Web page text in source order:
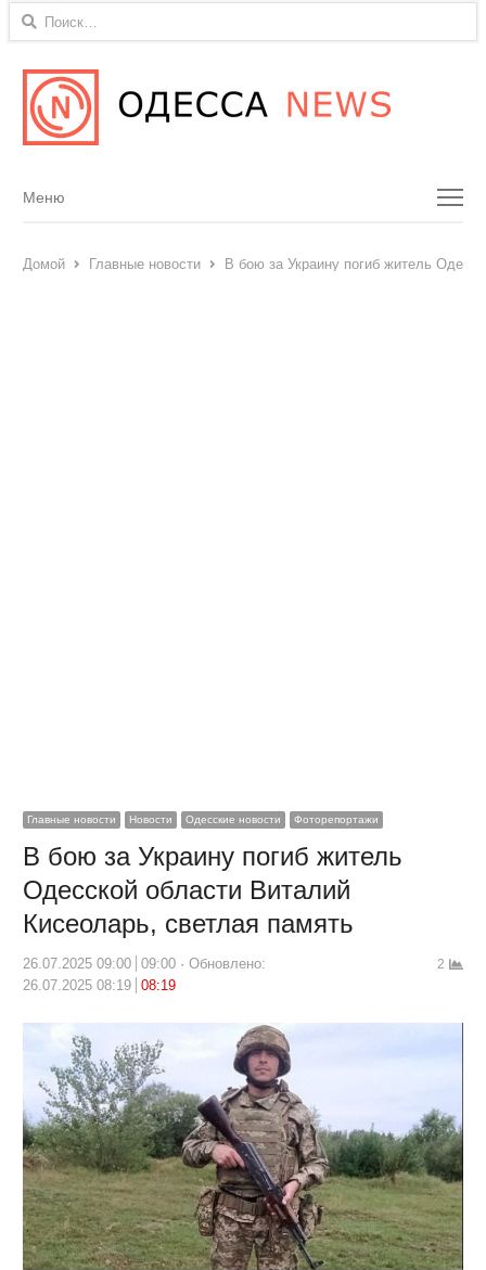
Найти:
Menu
Меню
Домой Главные новости В бою за Украину погиб житель
Главные новости Новости Одесские новости Фоторепортажи
В бою за Украину погиб житель
Одесской области Виталий
Кисеоларь, светлая память
26.07.2025 09:00 09:00
Обновлено:
26.07.2025 08:19
08:19
2